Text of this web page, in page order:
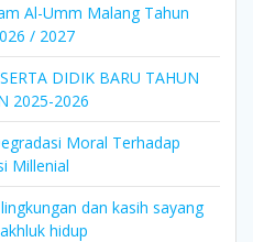
Al-Umm Malang Tahun
/ 2027
DIDIK BARU TAHUN
2025-2026
Moral Terhadap
Millenial
dan kasih sayang
hidup